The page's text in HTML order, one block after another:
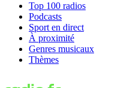
Top 100 radios
Podcasts
Sport en direct
À proximité
Genres musicaux
Thèmes